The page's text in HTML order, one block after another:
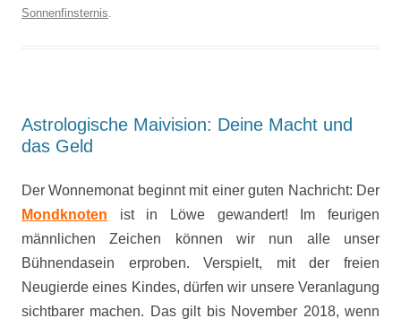
Sonnenfinsternis.
Astrologische Maivision: Deine Macht und
das Geld
Der Wonnemonat beginnt mit einer guten Nachricht: Der
Mondknoten ist in Löwe gewandert! Im feurigen
männlichen Zeichen können wir nun alle unser
Bühnendasein erproben. Verspielt, mit der freien
Neugierde eines Kindes, dürfen wir unsere Veranlagung
sichtbarer machen. Das gilt bis November 2018, wenn